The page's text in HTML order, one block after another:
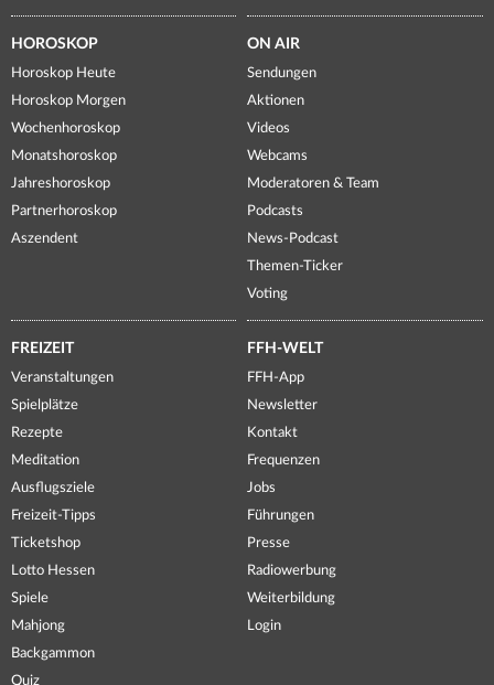
HOROSKOP
Horoskop Heute
Horoskop Morgen
Wochenhoroskop
Monatshoroskop
Jahreshoroskop
Partnerhoroskop
Aszendent
ON AIR
Sendungen
Aktionen
Videos
Webcams
Moderatoren & Team
Podcasts
News-Podcast
Themen-Ticker
Voting
FREIZEIT
Veranstaltungen
Spielplätze
Rezepte
Meditation
Ausflugsziele
Freizeit-Tipps
Ticketshop
Lotto Hessen
Spiele
Mahjong
Backgammon
Quiz
FFH-WELT
FFH-App
Newsletter
Kontakt
Frequenzen
Jobs
Führungen
Presse
Radiowerbung
Weiterbildung
Login